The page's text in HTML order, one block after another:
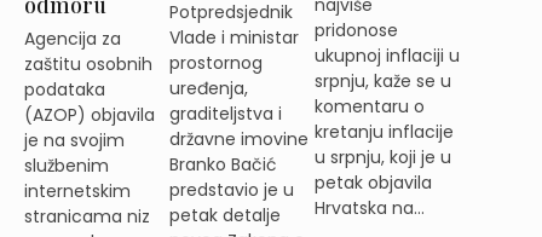
Agencija za
zaštitu osobnih
podataka
(AZOP) objavila
je na svojim
službenim
internetskim
stranicama niz
Potpredsjednik
Vlade i ministar
prostornog
uređenja,
graditeljstva i
državne imovine
Branko Bačić
predstavio je u
petak detalje
najviše
pridonose
ukupnoj inflaciji u
srpnju, kaže se u
komentaru o
kretanju inflacije
u srpnju, koji je u
petak objavila
Hrvatska na...